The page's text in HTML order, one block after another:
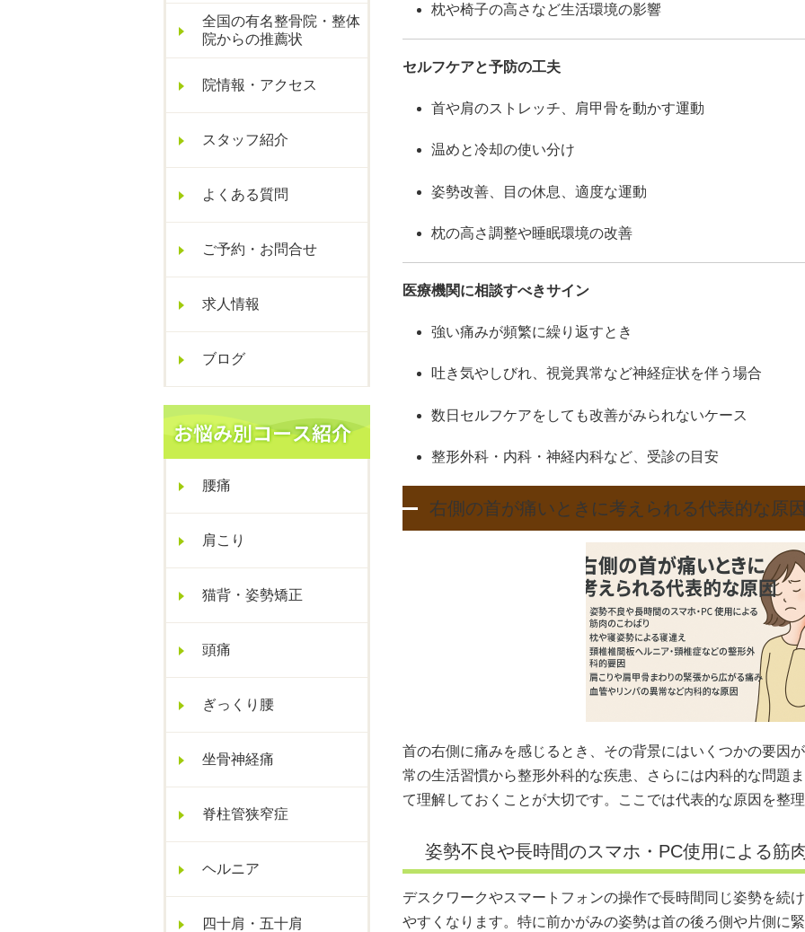
全国の有名整骨院・整体
院からの推薦状
院情報・アクセス
スタッフ紹介
よくある質問
ご予約・お問合せ
求人情報
ブログ
腰痛
肩こり
猫背・姿勢矯正
頭痛
ぎっくり腰
坐骨神経痛
脊柱管狭窄症
ヘルニア
四十肩・五十肩
枕や椅子の高さなど生活環境の影響
セルフケアと予防の工夫
首や肩のストレッチ、肩甲骨を動かす運動
温めと冷却の使い分け
姿勢改善、目の休息、適度な運動
枕の高さ調整や睡眠環境の改善
医療機関に相談すべきサイン
強い痛みが頻繁に繰り返すとき
吐き気やしびれ、視覚異常など神経症状を伴う場合
数日セルフケアをしても改善がみられないケース
整形外科・内科・神経内科など、受診の目安
右側の首が痛いときに考えられる代表的な原
首の右側に痛みを感じるとき、その背景にはいくつかの要因
常の生活習慣から整形外科的な疾患、さらには内科的な問題
て理解しておくことが大切です。ここでは代表的な原因を整
姿勢不良や長時間のスマホ・PC使用による筋
デスクワークやスマートフォンの操作で長時間同じ姿勢を続
やすくなります。特に前かがみの姿勢は首の後ろ側や片側に